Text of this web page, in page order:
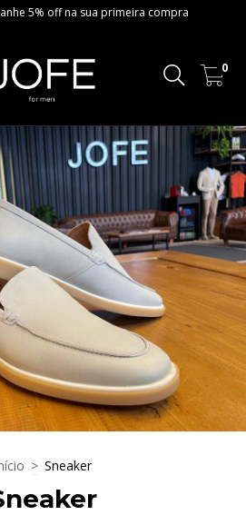
5% off na sua primeira compra
0
> Sneaker